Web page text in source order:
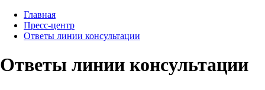
Главная
Пресс-центр
Ответы линии консультации
Ответы линии консультации